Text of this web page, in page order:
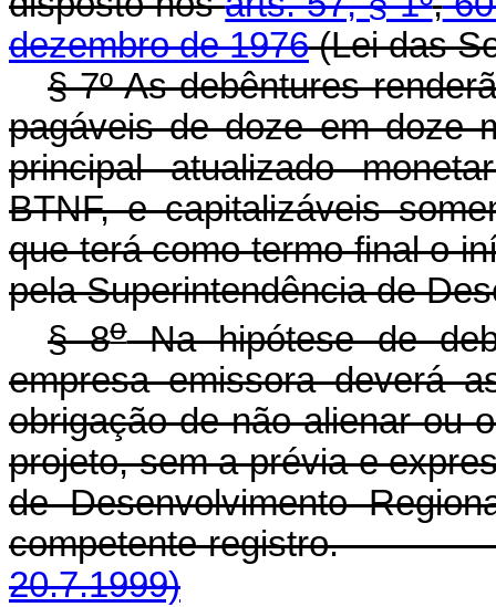
dezembro de 1976(Lei das
§ 7º As debêntures
pagáveis de doze em doze
principal atualizado
BTNF, e capitalizáveis
que terá como termo final o
pela Superintendência de
§ 8oNa hipótese de
empresa emissora deverá
obrigação de não alienar ou
projeto, sem a prévia e
de Desenvolvimento
competente
20.7.1999)